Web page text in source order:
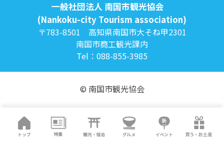
一般社団法人 南国市観光協会
(Nankoku-city Tourism association)
〒783-8501 高知県南国市大そね甲2301
南国市商工観光課内
Tel：088-855-3985
© 南国市観光協会